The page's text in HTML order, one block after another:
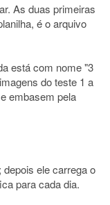
As duas primeiras
é o arquivo
está com nome "3
do teste 1 a
embasem pela
depois ele carrega o
para cada dia.